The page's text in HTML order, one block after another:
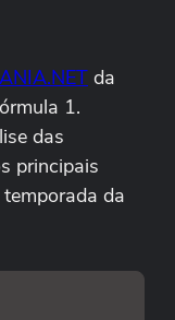
da
1.
das
principais
da